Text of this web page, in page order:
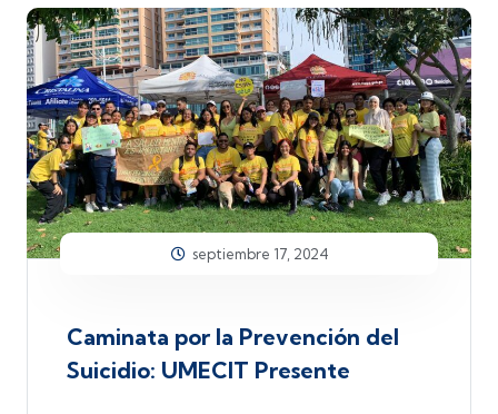
septiembre 17, 2024
Caminata por la Prevención del
Suicidio: UMECIT Presente